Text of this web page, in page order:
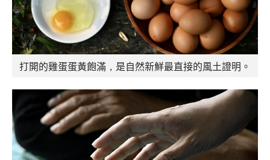
打開的雞蛋蛋黃飽滿，是自然新鮮最直接的風土證明。